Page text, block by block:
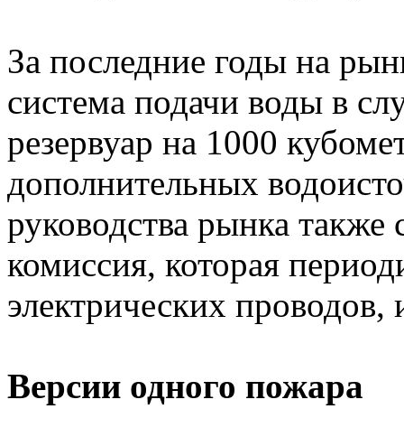
За последние годы на
система подачи воды в
резервуар на 1000
дополнительных
руководства рынка также
комиссия, которая
электрических
Версии одного пожара